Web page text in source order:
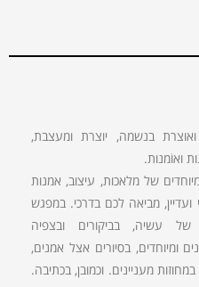
בנשמה, יוצרת ומעצבת,
ואוֹמנות.
של מלאכות, עיצוב, אמנות
מביאה לכם בדרכי. במפגש
עשיה, בביקורים ובצפיה
ומיוחדים, בסיורים אצל אמנים,
מעניינים. וכמובן, בכתיבה.